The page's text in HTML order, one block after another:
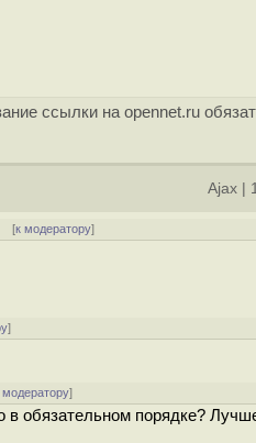
ссылки на opennet.ru
Ajax
[к модератору]
]
модератору]
обязательном порядке?